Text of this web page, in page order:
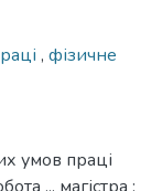
, фізичне
умов праці